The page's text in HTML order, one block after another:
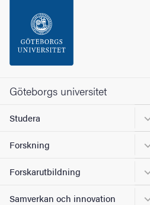
Sidfoten
Om webbplatsen
Göteborgs universitet
Studera
Forskning
Forskarutbildning
Samverkan och innovation